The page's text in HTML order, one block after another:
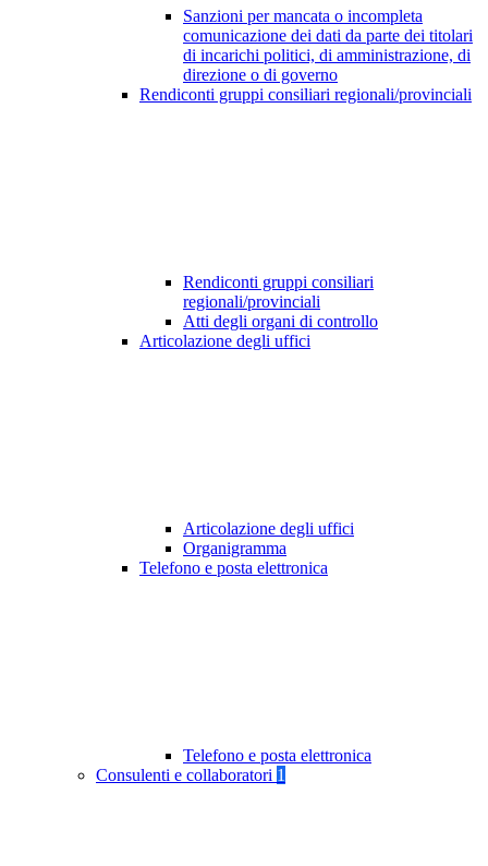
Sanzioni per mancata o incompleta
comunicazione dei dati da parte dei titolari
di incarichi politici, di amministrazione, di
direzione o di governo
Rendiconti gruppi consiliari regionali/provinciali
Rendiconti gruppi consiliari
regionali/provinciali
Atti degli organi di controllo
Articolazione degli uffici
Articolazione degli uffici
Organigramma
Telefono e posta elettronica
Telefono e posta elettronica
Consulenti e collaboratori 1